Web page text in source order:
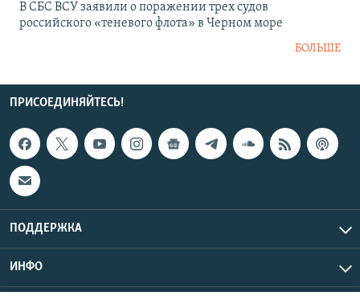
В СБС ВСУ заявили о поражении трех судов
российского «теневого флота» в Черном море
БОЛЬШЕ
ПРИСОЕДИНЯЙТЕСЬ!
ПОДДЕРЖКА
ИНФО